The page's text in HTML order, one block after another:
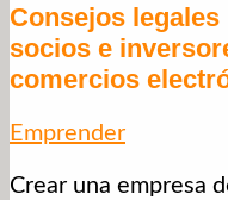
Consejos
socios e
comercios
Emprender
Crear una empresa